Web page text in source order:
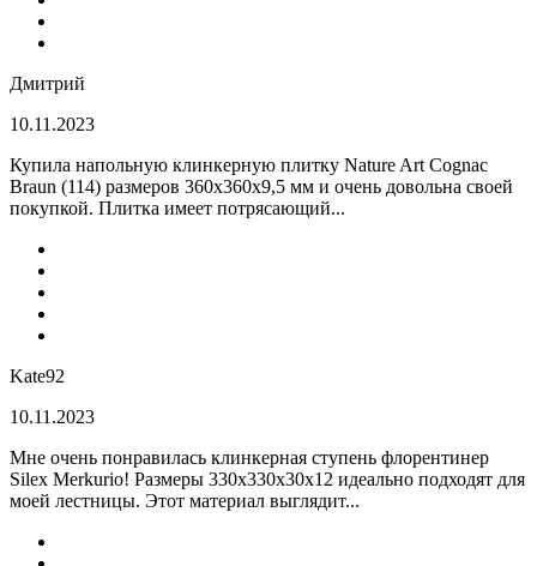
Дмитрий
10.11.2023
Купила напольную клинкерную плитку Nature Art Cognac
Braun (114) размеров 360x360x9,5 мм и очень довольна своей
покупкой. Плитка имеет потрясающий...
Kate92
10.11.2023
Мне очень понравилась клинкерная ступень флорентинер
Silex Merkurio! Размеры 330х330х30х12 идеально подходят для
моей лестницы. Этот материал выглядит...